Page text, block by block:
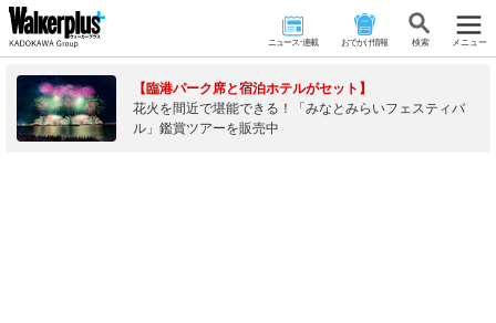
ニュース･連載 おでかけ情報 検 索 メニュー
【臨港パーク席と宿泊ホテルがセット】
花火を間近で堪能できる！「みなとみらいフェスティバ
ル」鑑賞ツアーを販売中